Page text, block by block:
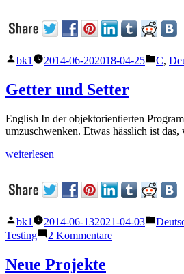
C)“
Veröffentlicht
bk1 2014-06-202018-04-25 C,
Getter und Setter
English In der objektorientierten
umzuschwenken. Etwas hässlich ist
„Getter
weiterlesen
Veröffentlicht
von
bk1 2014-06-132021-04-03
Testing
2 Kommentarezu
Neue Projekte